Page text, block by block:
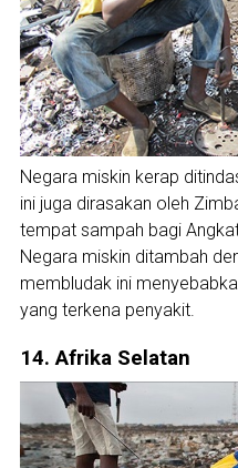
Negara miskin kerap
ini juga dirasakan oleh
tempat sampah bagi
Negara miskin ditambah
membludak ini
yang terkena penyakit.
14. Afrika Selatan